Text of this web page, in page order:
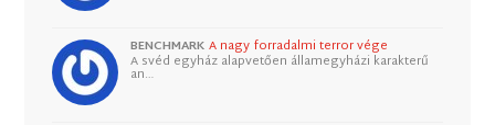
BENCHMARK A nagy forradalmi terror vége
A svéd egyház alapvetően államegyházi karakterű
an…